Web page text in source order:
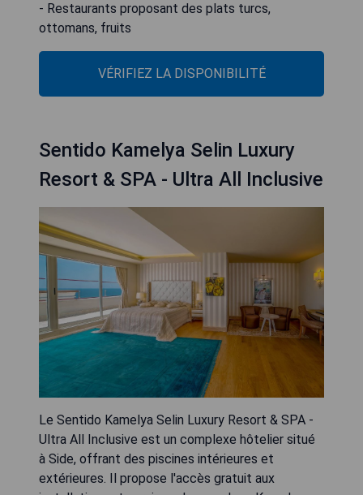
- Restaurants proposant des plats turcs,
ottomans, fruits
VÉRIFIEZ LA DISPONIBILITÉ
Sentido Kamelya Selin Luxury
Resort & SPA - Ultra All Inclusive
Le Sentido Kamelya Selin Luxury Resort & SPA -
Ultra All Inclusive est un complexe hôtelier situé
à Side, offrant des piscines intérieures et
extérieures. Il propose l'accès gratuit aux